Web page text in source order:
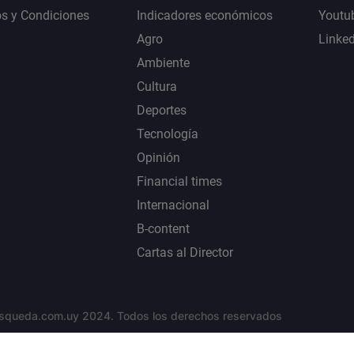
y Condiciones
Indicadores económicos
Agro
Ambiente
Cultura
Deportes
Tecnología
Opinión
Financial times
Internacional
B-content
Cartas al Director
2024. Todos los derechos reservados